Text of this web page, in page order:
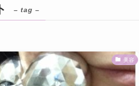
– tag –
美容